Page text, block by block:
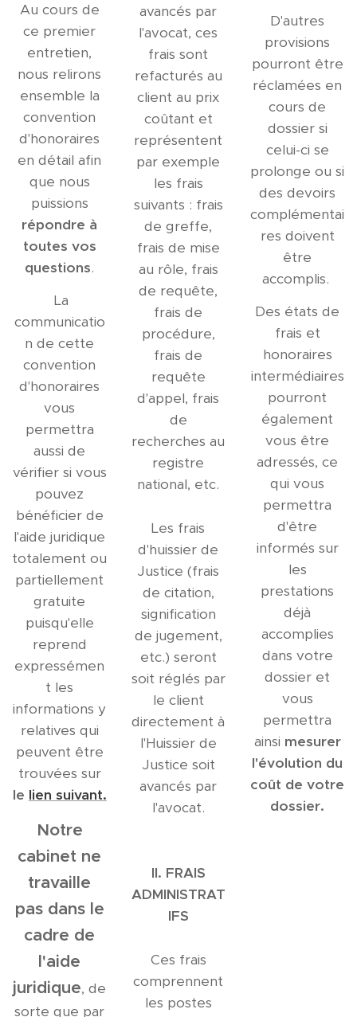
Au cours de
ce premier
entretien,
nous relirons
ensemble la
convention
d'honoraires
en détail afin
que nous
puissions
répondre à
toutes vos
questions.
La
communicatio
n de cette
convention
d'honoraires
vous
permettra
aussi de
vérifier si vous
pouvez
bénéficier de
l'aide juridique
totalement ou
partiellement
gratuite
puisqu'elle
reprend
expressémen
t les
informations y
relatives qui
peuvent être
trouvées sur
le lien suivant.
Notre
cabinet ne
travaille
pas dans le
cadre de
l'aide
juridique, de
sorte que par
avancés par
l'avocat, ces
frais sont
refacturés au
client au prix
coûtant et
représentent
par exemple
les frais
suivants : frais
de greffe,
frais de mise
au rôle, frais
de requête,
frais de
procédure,
frais de
requête
d'appel, frais
de
recherches au
registre
national, etc.
Les frais
d'huissier de
Justice (frais
de citation,
signification
de jugement,
etc.) seront
soit réglés par
le client
directement à
l'Huissier de
Justice soit
avancés par
l'avocat.
II. FRAIS
ADMINISTRAT
IFS
Ces frais
comprennent
les postes
D'autres
provisions
pourront être
réclamées en
cours de
dossier si
celui-ci se
prolonge ou si
des devoirs
complémentai
res doivent
être
accomplis.
Des états de
frais et
honoraires
intermédiaires
pourront
également
vous être
adressés, ce
qui vous
permettra
d'être
informés sur
les
prestations
déjà
accomplies
dans votre
dossier et
vous
permettra
ainsi mesurer
l'évolution du
coût de votre
dossier.